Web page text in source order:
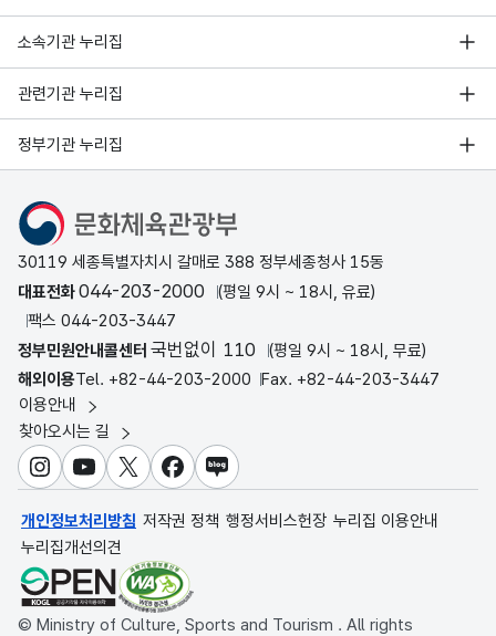
소속기관 누리집
관련기관 누리집
정부기관 누리집
문화체육관광부
30119 세종특별자치시 갈매로 388 정부세종청사 15동
대표전화044-203-2000
(평일 9시 ~ 18시, 유료)
팩스 044-203-3447
정부민원안내콜센터 국번없이 110
(평일 9시 ~ 18시, 무료)
해외이용Tel. +82-44-203-2000 Fax. +82-44-203-3447
이용안내
찾아오시는 길
인스타그램
유튜브X 페이스북
블로그
개인정보처리방침 저작권 정책 행정서비스헌장 누리집 이용안내
누리집개선의견
© Ministry of Culture, Sports and Tourism . All rights